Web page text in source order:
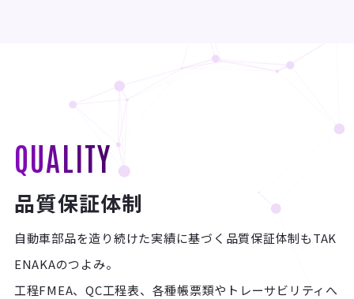
QUALITY
品質保証体制
自動車部品を造り続けた実績に基づく品質保証体制もTAK
ENAKAのつよみ。
工程FMEA、QC工程表、各種帳票類やトレーサビリティへ